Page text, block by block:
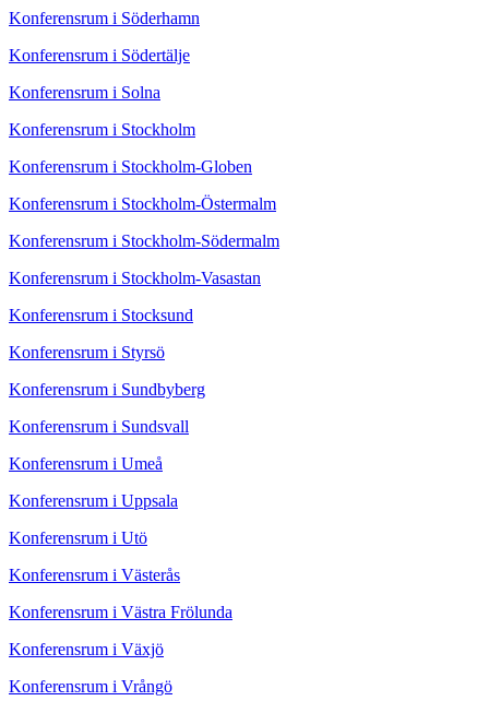
Konferensrum i Söderhamn
Konferensrum i Södertälje
Konferensrum i Solna
Konferensrum i Stockholm
Konferensrum i Stockholm-Globen
Konferensrum i Stockholm-Östermalm
Konferensrum i Stockholm-Södermalm
Konferensrum i Stockholm-Vasastan
Konferensrum i Stocksund
Konferensrum i Styrsö
Konferensrum i Sundbyberg
Konferensrum i Sundsvall
Konferensrum i Umeå
Konferensrum i Uppsala
Konferensrum i Utö
Konferensrum i Västerås
Konferensrum i Västra Frölunda
Konferensrum i Växjö
Konferensrum i Vrångö